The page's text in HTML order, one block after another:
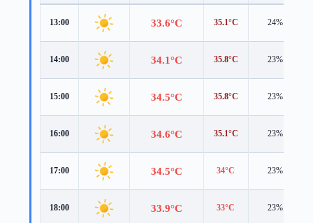
13:00 33.6°C 35.1°C 24%
14:00 34.1°C 35.8°C 23%
15:00 34.5°C 35.8°C 23%
16:00 34.6°C 35.1°C 23%
17:00 34.5°C 34°C 23%
18:00 33.9°C 33°C 23%